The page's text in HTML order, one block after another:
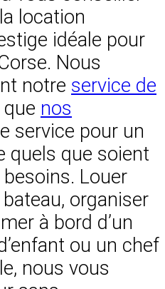
location
idéale pour
Nous
notre service de
nos
service pour un
quels que soient
Louer
organiser
à bord d’un
ou un chef
nous vous